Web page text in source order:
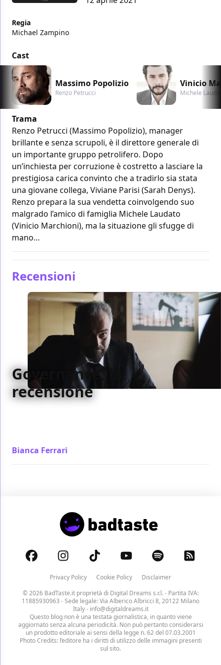
Regia
Michael Zampino
Cast
Massimo Popolizio
Renzo Petrucci
Vinicio
Michele
Trama
Renzo Petrucci (Massimo Popolizio), manager
brillante e senza scrupoli, è il direttore generale di
un importante gruppo petrolifero. Dopo
un’inchiesta per corruzione è costretto a lasciare la
prestigiosa carica convinto che a tradirlo sia stata
una giovane collega, Viviane Parisi (Sarah Denys).
Renzo prepara la sua vendetta coinvolgendo suo
malgrado l’amico di famiglia Michele Laudato
(Vinicio Marchioni), ma la situazione gli sfugge di
mano…
Recensioni
Governance, la
recensione
Bianca Ferrari
Privacy Policy Cookie Policy
Disclaimer
© 2026 BadTaste.it proprietà di Digital Dreams s.r.l.- Partita IVA:
11885930963 - Sede legale: Via Alberico Albricci 8, 20122 Milano
Italy - info@digitaldreams.it
Questo blog non è una testata giornalistica, in quanto viene
aggiornato senza alcuna periodicità. Non può pertanto considerarsi
un prodotto editoriale ai sensi della legge n. 62 del 07.03.2001
Photo Credits: l’editore ha i diritti di utilizzo delle immagini presenti
sul sito.